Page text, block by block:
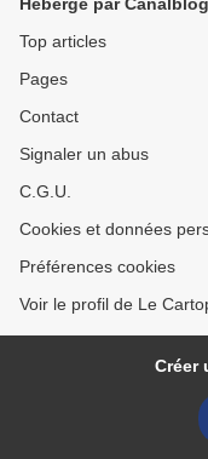
Top articles
Pages
Contact
Signaler un abus
C.G.U.
Cookies et données
Préférences cookies
Voir le profil de Le
Créer